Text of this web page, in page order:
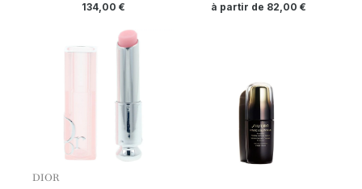
134,00 € à partir de 82,00€
DIOR